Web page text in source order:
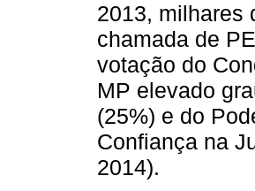
2013, milhares
chamada de
votação do
MP elevado
(25%) e do
Confiança na
2014).